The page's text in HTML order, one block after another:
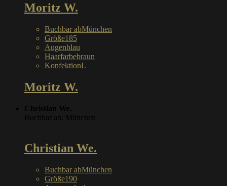
Moritz W.
Buchbar abMünchen
Größe185
Augenblau
Haarfarbebraun
KonfektionL
Moritz W.
Christian We.
Buchbar ab: München
Christian We.
Buchbar abMünchen
Größe190